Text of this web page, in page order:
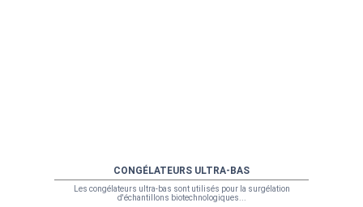
CONGÉLATEURS ULTRA-BAS
Les congélateurs ultra-bas sont utilisés pour la surgélation
d'échantillons biotechnologiques...